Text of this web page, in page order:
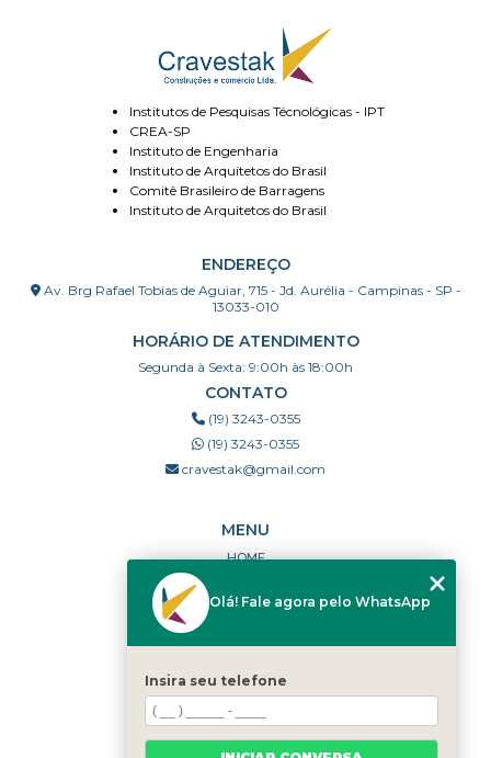
Institutos de Pesquisas Técnológicas - IPT
CREA-SP
Instituto de Engenharia
Instituto de Arquitetos do Brasil
Comitê Brasileiro de Barragens
Instituto de Arquitetos do Brasil
ENDEREÇO
Av. Brg Rafael Tobias de Aguiar, 715 - Jd. Aurélia - Campinas - SP -
13033-010
HORÁRIO DE ATENDIMENTO
Segunda à Sexta: 9:00h às 18:00h
CONTATO
(19) 3243-0355
(19) 3243-0355
cravestak@gmail.com
MENU
HOME
PORTFÓLIO
DÚVIDAS FREQUENTES
CATEGORIAS
MAPA DO SITE
Olá! Fale agora pelo WhatsApp
Insira seu telefone